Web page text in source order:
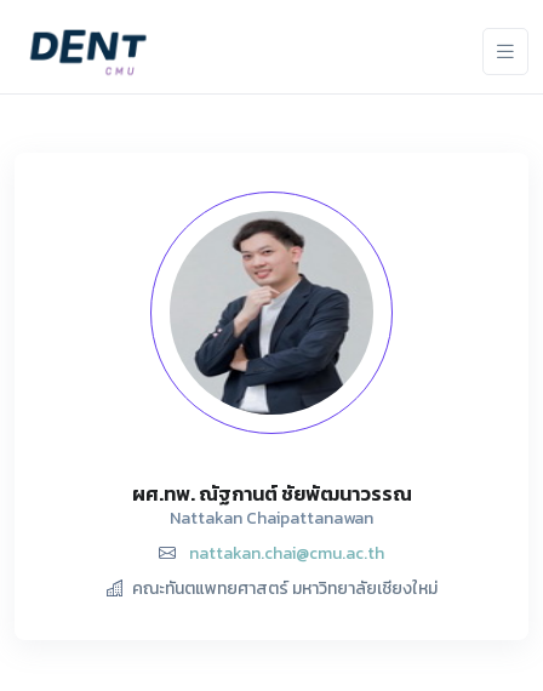
ผศ.ทพ. ณัฐกานต์ ชัยพัฒนาวรรณ
Nattakan Chaipattanawan
nattakan.chai@cmu.ac.th
คณะทันตแพทยศาสตร์ มหาวิทยาลัยเชียงใหม่